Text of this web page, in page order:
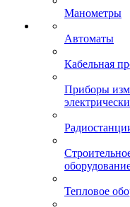
Манометры
Автоматы
Кабельная
Приборы
Тепловое